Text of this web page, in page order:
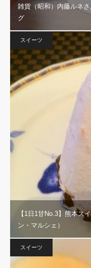
雑貨（昭和）内藤ルネ
グ
スイーツ
【1日1甘No.3】熊本ス
ン・マルシェ）
スイーツ